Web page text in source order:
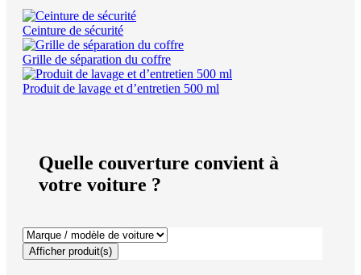
Ceinture de sécurité
Grille de séparation du coffre
Produit de lavage et d’entretien 500 ml
Quelle couverture convient à
votre voiture ?
Afficher produit(s)